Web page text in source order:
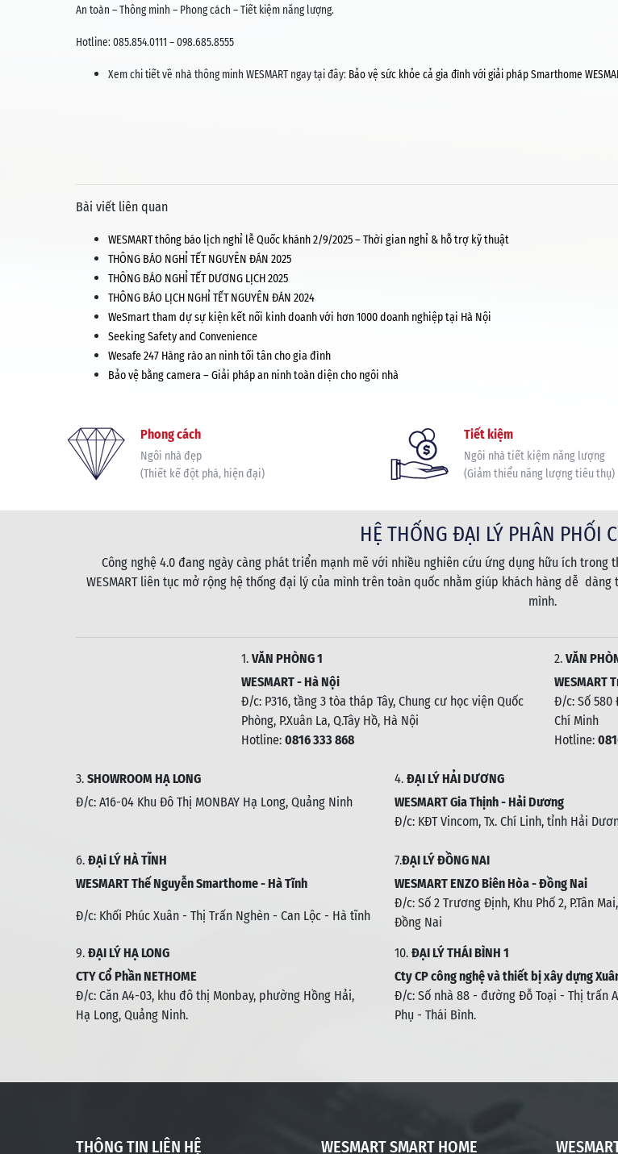
An toàn – Thông minh – Phong cách – Tiết kiệm năng lượng.
Hotline: 085.854.0111 – 098.685.8555
Xem chi tiết về nhà thông minh WESMART ngay tại đây: Bảo vệ sức khỏe cả gia đình với giải pháp Smarthome
Bài viết liên quan
WESMART thông báo lịch nghỉ lễ Quốc khánh 2/9/2025 – Thời gian nghỉ & hỗ trợ kỹ thuật
THÔNG BÁO NGHỈ TẾT NGUYÊN ĐÁN 2025
THÔNG BÁO NGHỈ TẾT DƯƠNG LỊCH 2025
THÔNG BÁO LỊCH NGHỈ TẾT NGUYÊN ĐÁN 2024
WeSmart tham dự sự kiện kết nối kinh doanh với hơn 1000 doanh nghiệp tại Hà Nội
Seeking Safety and Convenience
Wesafe 247 Hàng rào an ninh tối tân cho gia đình
Bảo vệ bằng camera – Giải pháp an ninh toàn diện cho ngôi nhà
Phong cách
Ngôi nhà đẹp
(Thiết kế đột phá, hiện đại)
Tiết kiệm
Ngôi nhà tiết kiệm năng lượng
(Giảm thiểu năng lượng tiêu thụ)
HỆ THỐNG ĐẠI LÝ PHÂN PHỐI
Công nghệ 4.0 đang ngày càng phát triển mạnh mẽ với nhiều nghiên cứu ứng dụng hữu ích
WESMART liên tục mở rộng hệ thống đại lý của mình trên toàn quốc nhằm giúp khách hàng dễ
mình.
1. VĂN PHÒNG 1
WESMART - Hà Nội
Đ/c: P316, tầng 3 tòa tháp Tây, Chung cư học viện Quốc
Phòng, P.Xuân La, Q.Tây Hồ, Hà Nội
Hotline: 0816 333 868
2. VĂN
WESMART
Đ/c: Số 580
Chí Minh
Hotline:
3. SHOWROOM HẠ LONG
Đ/c: A16-04 Khu Đô Thị MONBAY Hạ Long, Quảng Ninh
4.ĐẠI LÝ HẢI DƯƠNG
WESMART Gia Thịnh - Hải Dương
Đ/c: KĐT Vincom, Tx. Chí Linh, tỉnh Hải
6. ĐẠi LÝ HÀ TĨNH
WESMART Thế Nguyễn Smarthome - Hà Tĩnh
Đ/c: Khối Phúc Xuân - Thị Trấn Nghèn - Can Lộc - Hà tĩnh
7.ĐẠI LÝ ĐỒNG NAI
WESMART ENZO Biên Hòa - Đồng Nai
Đ/c:Số 2 Trương Định, Khu Phố 2, P.Tân
Đồng Nai
9. ĐẠI LÝ HẠ LONG
CTY Cổ Phần NETHOME
Đ/c: Căn A4-03, khu đô thị Monbay, phường Hồng Hải,
Hạ Long, Quảng Ninh.
10.ĐẠI LÝ THÁI BÌNH 1
Cty CP công nghệ và thiết bị xây dựng
Đ/c: Số nhà 88 - đường Đỗ Toại - Thị trấn
Phụ - Thái Bình.
THÔNG TIN LIÊN HỆ WESMART SMART HOME